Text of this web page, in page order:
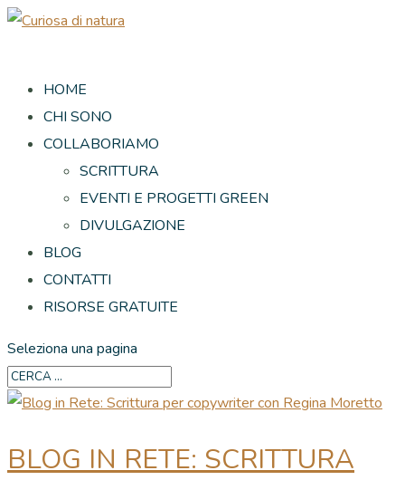
HOME
CHI SONO
COLLABORIAMO
SCRITTURA
EVENTI E PROGETTI GREEN
DIVULGAZIONE
BLOG
CONTATTI
RISORSE GRATUITE
Seleziona una pagina
BLOG IN RETE: SCRITTURA